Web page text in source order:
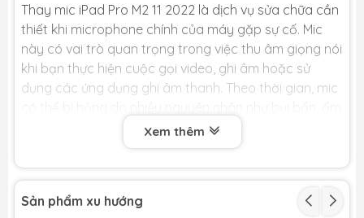
Thay mic iPad Pro M2 11 2022 là dịch vụ sửa chữa cần
thiết khi microphone chính của máy gặp sự cố. Mic
này có vai trò quan trọng trong việc thu âm giọng nói
khi bạn thực hiện cuộc gọi video, ghi âm hoặc sử
dụng các ứng dụng ghi âm thanh. Theo thời gian, mic
ướt, va đập mạnh hoặc lỗi từ nhà sản xuất. Khi đó, âm
thanh thu vào sẽ bị rè, nhỏ, hoặc thậm chí là không
có tiếng, gây ảnh hưởng đến trải nghiệm sử dụng của
bạn.
Xem thêm
Sản phẩm xu hướng